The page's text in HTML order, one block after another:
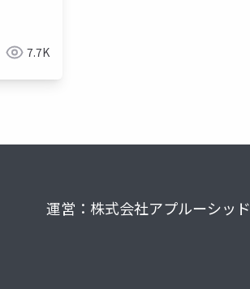
7.7K
運営：株式会社アプルーシッド